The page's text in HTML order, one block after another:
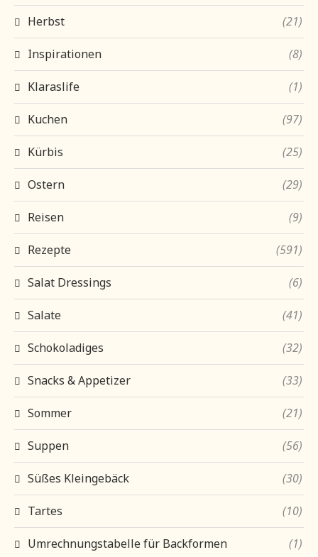
Herbst (21)
Inspirationen (8)
Klaraslife (1)
Kuchen (97)
Kürbis (25)
Ostern (29)
Reisen (9)
Rezepte (591)
Salat Dressings (6)
Salate (41)
Schokoladiges (32)
Snacks & Appetizer (33)
Sommer (21)
Suppen (56)
Süßes Kleingebäck (30)
Tartes (10)
Umrechnungstabelle für Backformen (1)